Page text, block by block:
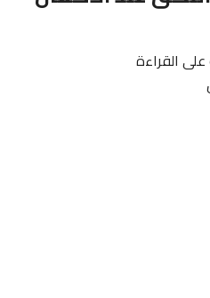
القراءة